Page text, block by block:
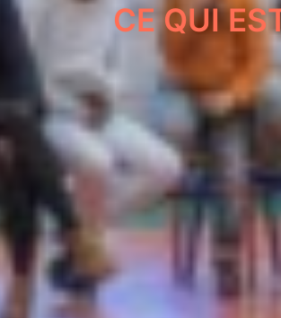
CE QUI